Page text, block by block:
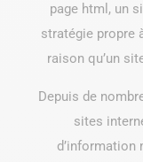
page html, un
stratégie propre
raison qu’un
Depuis de
sites
d’information